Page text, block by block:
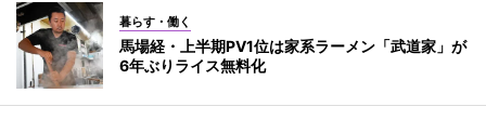
暮らす・働く
馬場経・上半期PV1位は家系ラーメン「武道家」が
6年ぶりライス無料化